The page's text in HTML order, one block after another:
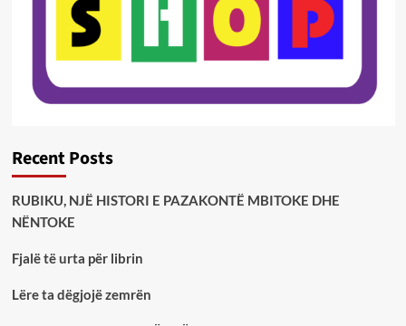
Recent Posts
RUBIKU, NJË HISTORI E PAZAKONTË MBITOKE DHE
NËNTOKE
Fjalë të urta për librin
Lëre ta dëgjojë zemrën